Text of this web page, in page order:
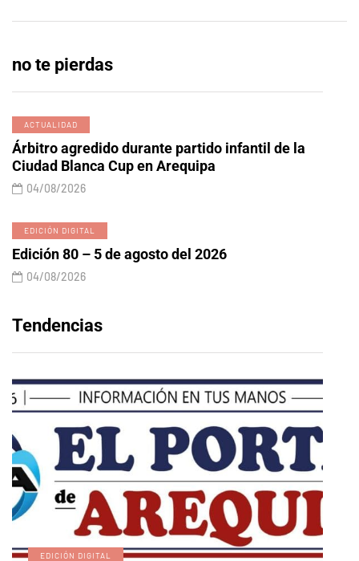
no te pierdas
ACTUALIDAD
Árbitro agredido durante partido infantil de la
Ciudad Blanca Cup en Arequipa
04/08/2026
EDICIÓN DIGITAL
Edición 80 – 5 de agosto del 2026
04/08/2026
Tendencias
EDICIÓN DIGITAL